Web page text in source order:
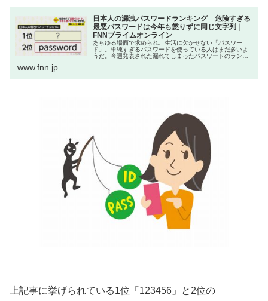
日本人の漏洩パスワードランキング 危険すぎる
最悪パスワードは今年も懲りずに同じ文字列｜
FNNプライムオンライン
あらゆる場面で求められ、生活に欠かせない「パスワー
ド」。単純すぎるパスワードを使っている人はまだ多いよ
うだ。今週発表された漏れてしまったパスワードのランキ
www.fnn.jp
上記事に挙げられている1位「123456」と2位の